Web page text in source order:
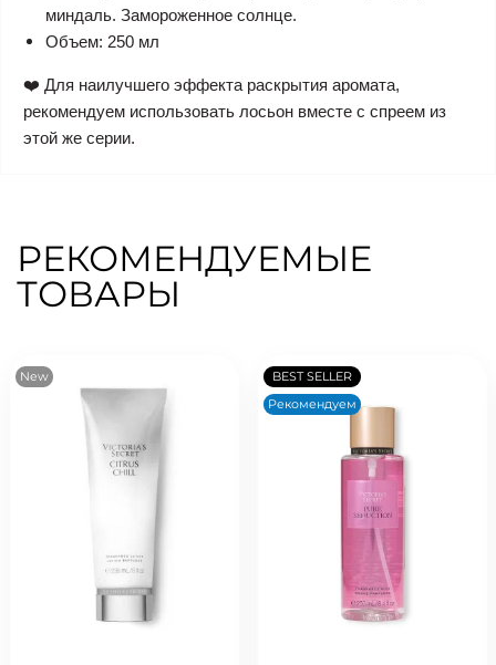
миндаль. Замороженное солнце.
Объем: 250 мл
❤️ Для наилучшего эффекта раскрытия аромата,
рекомендуем использовать лосьон вместе с спреем из
этой же серии.
РЕКОМЕНДУЕМЫЕ
ТОВАРЫ
New
BEST SELLER
Рекомендуем